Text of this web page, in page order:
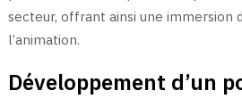
secteur, offrant ainsi une immersion
l’animation.
Développement d’un